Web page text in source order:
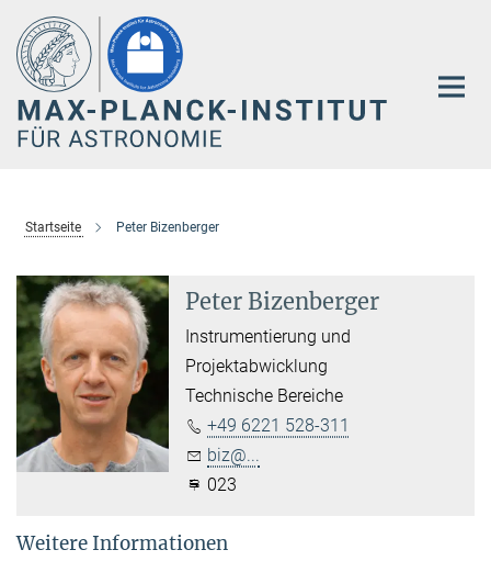
Hauptinhalt
Startseite Peter Bizenberger
Peter Bizenberger
Instrumentierung und
Projektabwicklung
Technische Bereiche
+49 6221 528-311
biz@...
023
Weitere Informationen